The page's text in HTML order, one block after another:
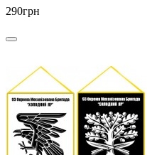
290грн